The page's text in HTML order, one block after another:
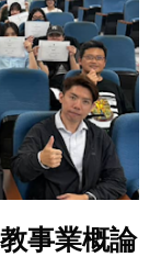
事業概論